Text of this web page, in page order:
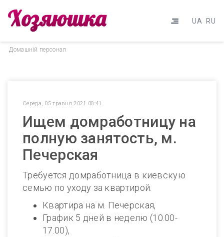
UA RU
Домашнiй персонал
Середа, 05 травня 2021 08:41
Ищем домработницу на
полную занятость, м.
Печерская
Требуется домработница в киевскую
семью по уходу за квартирой.
Квартира на м. Печерская,
График 5 дней в неделю (10.00-
17.00),